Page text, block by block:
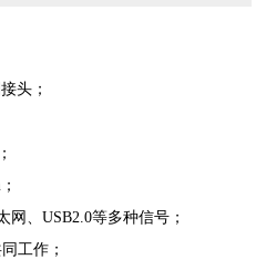
头；
、USB2.0等多种信号；
工作；